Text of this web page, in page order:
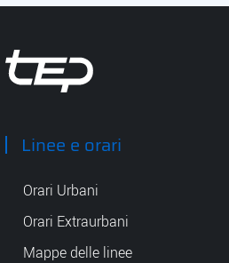
Linee e orari
Orari Urbani
Orari Extraurbani
Mappe delle linee